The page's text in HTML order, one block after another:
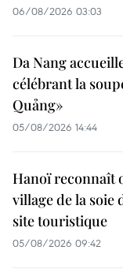
06/08/2026 03:03
Da Nang
célébrant la
Quảng»
05/08/2026 14:44
Hanoï reconnaît
village de la soie
site touristique
05/08/2026 09:42